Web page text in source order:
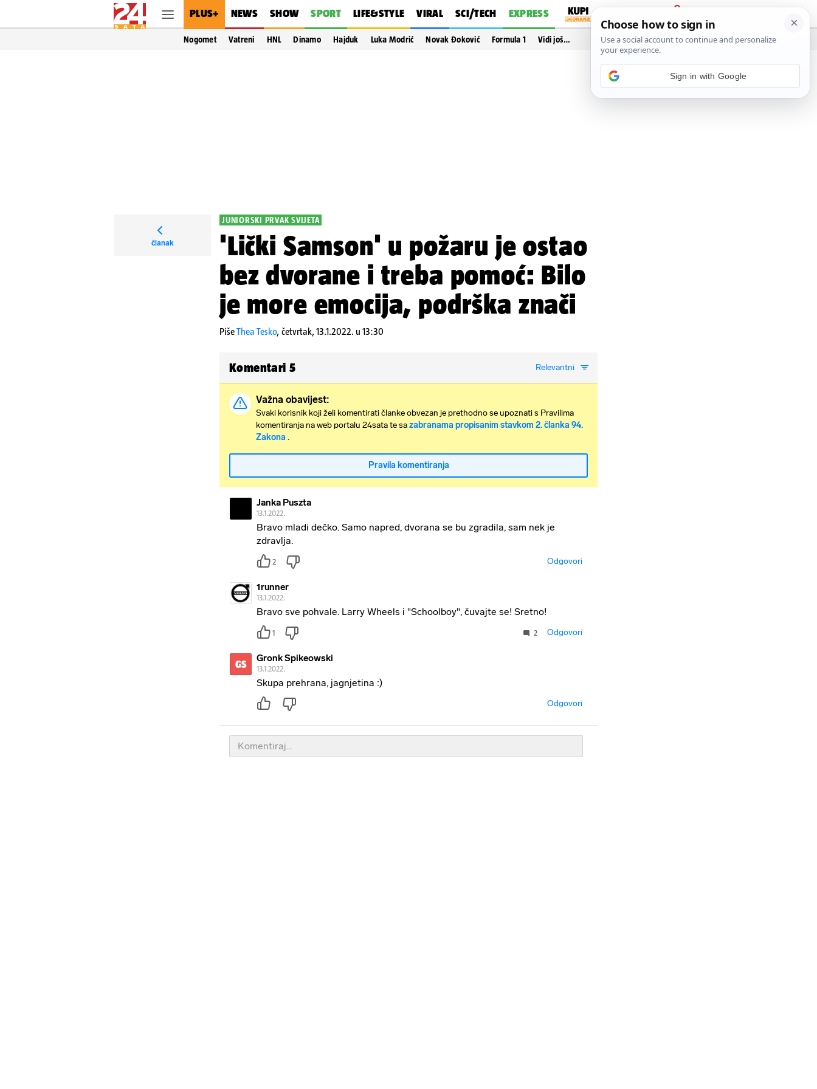
PLUS+ NEWS SHOW SPORT LIFE&STYLE VIRAL SCI/TECH EXPRESS
PRIJAVA
Nogomet Vatreni HNL Dinamo Hajduk Luka Modrić Novak Đoković Formula 1 Vidi još…
članak
JUNIORSKI PRVAK SVIJETA
'Lički Samson' u požaru je ostao
bez dvorane i treba pomoć: Bilo
je more emocija, podrška znači
PišeThea Tesko, četvrtak, 13.1.2022. u 13:30
Komentari 5 Relevantni
Važna obavijest:
Svaki korisnik koji želi komentirati članke obvezan je prethodno se upoznati s Pravilima
komentiranja na web portalu 24sata te sazabranama propisanim stavkom 2. članka 94.
Zakona .
Pravila komentiranja
Janka Puszta
13.1.2022.
Bravo mladi dečko. Samo napred, dvorana se bu zgradila, sam nek je
zdravlja.
2 Odgovori
1runner
13.1.2022.
Bravo sve pohvale. Larry Wheels i "Schoolboy", čuvajte se! Sretno!
1 2 Odgovori
GS Gronk Spikeowski
13.1.2022.
Skupa prehrana, jagnjetina :)
Odgovori